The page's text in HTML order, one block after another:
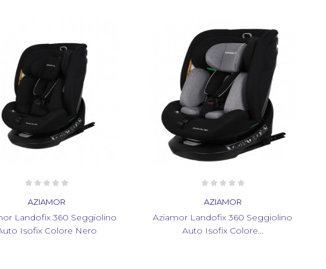
AZIAMOR
Landofix 360 Seggiolino
Isofix Colore Nero
AZIAMOR
Aziamor Landofix 360 Seggiolino
Auto Isofix Colore...